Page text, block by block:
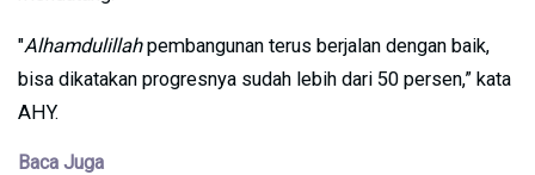
"Alhamdulillahpembangunan terus berjalan dengan baik,
bisa dikatakan progresnya sudah lebih dari 50 persen,” kata
AHY.
Baca Juga